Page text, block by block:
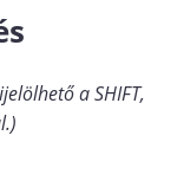
a SHIFT,